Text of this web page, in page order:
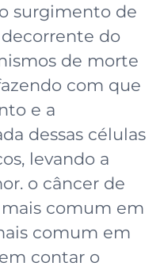
surgimento de
do
de morte
com que
e a
dessas células
levando a
o câncer de
comum em
comum em
contar o